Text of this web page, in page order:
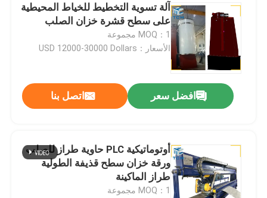
آلة تسوية التخطيط للخياط المحيطية
على سطح قشرة خزان الصلب
MOQ：1 مجموعة
الأسعار：USD 12000-30000 Dollars
افضل سعر اتصل بنا
أوتوماتيكية PLC حاوية طراز للصلب
ورقة خزان سطح قذيفة الطولية
طراز الماكينة
MOQ：1 مجموعة